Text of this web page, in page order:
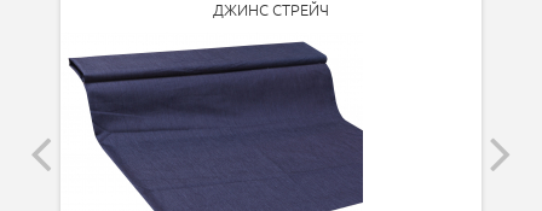
ДЖИНС СТРЕЙЧ